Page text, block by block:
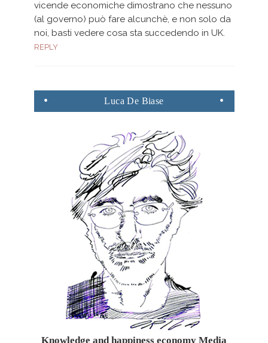
vicende economiche dimostrano che nessuno
(al governo) può fare alcunchè, e non solo da
noi, basti vedere cosa sta succedendo in UK.
REPLY
Luca De Biase
Knowledge and happiness economy Media